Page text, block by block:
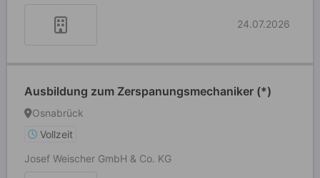
24.07.2026
Ausbildung zum Zerspanungsmechaniker (*)
Osnabrück
Vollzeit
Josef Weischer GmbH & Co. KG